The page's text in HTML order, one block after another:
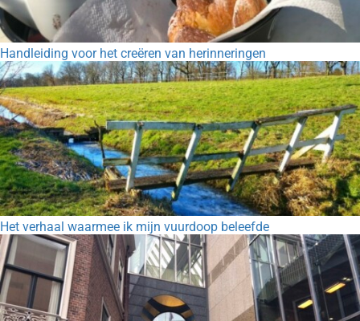
Handleiding voor het creëren van herinneringen
Het verhaal waarmee ik mijn vuurdoop beleefde